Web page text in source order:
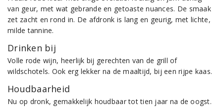
van geur, met wat gebrande en getoaste nuances. De smaak
zet zacht en rond in. De afdronk is lang en geurig, met lichte,
milde tannine.
Drinken bij
Volle rode wijn, heerlijk bij gerechten van de grill of
wildschotels. Ook erg lekker na de maaltijd, bij een rijpe kaas.
Houdbaarheid
Nu op dronk, gemakkelijk houdbaar tot tien jaar na de oogst.